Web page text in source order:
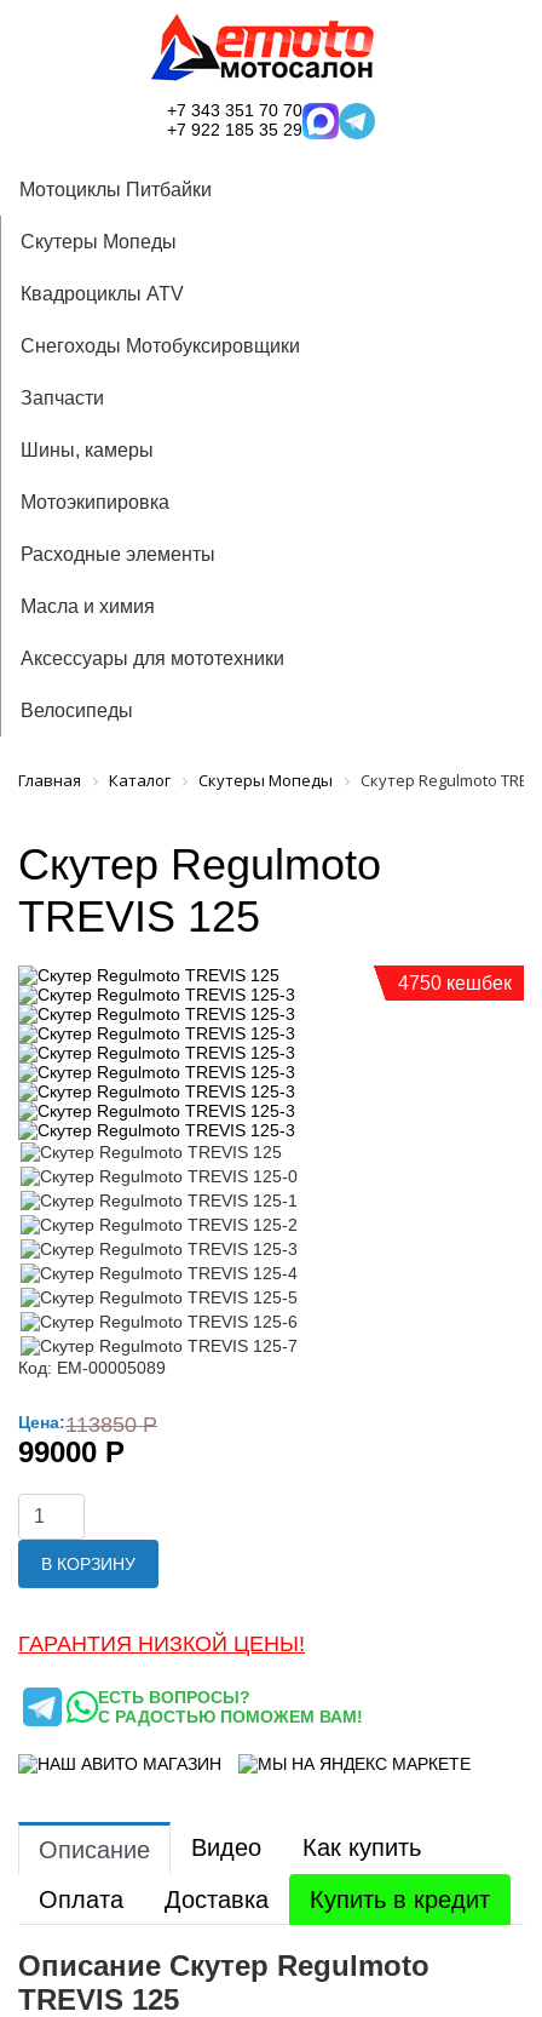
+7 343 351 70 70
+7 922 185 35 29
Мотоциклы Питбайки
Скутеры Мопеды
Квадроциклы ATV
Снегоходы Мотобуксировщики
Запчасти
Шины, камеры
Мотоэкипировка
Расходные элементы
Масла и химия
Аксессуары для мототехники
Велосипеды
Главная Каталог Скутеры Мопеды Скутер Regulmoto
Скутер Regulmoto
TREVIS 125
4750 кешбек
Код: ЕМ-00005089
Цена:113850 Р
99000 Р
В КОРЗИНУ
ГАРАНТИЯ НИЗКОЙ ЦЕНЫ!
ЕСТЬ ВОПРОСЫ?
С РАДОСТЬЮ ПОМОЖЕМ ВАМ!
Описание Видео
Как купить
Оплата
Доставка Купить в кредит
Описание Скутер Regulmoto
TREVIS 125